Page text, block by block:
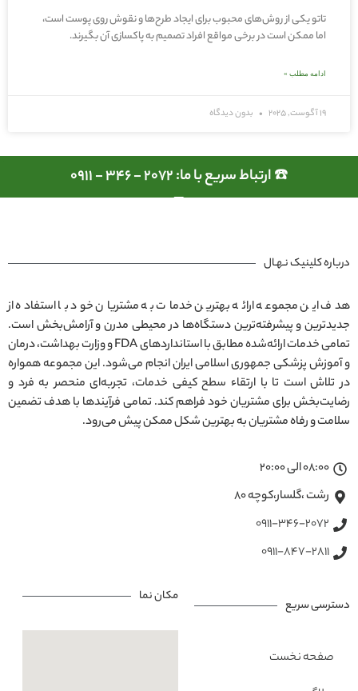
تاتو یکی از روش‌های محبوب برای ایجاد طرح‌ها و نقوش روی پوست است،
اما ممکن است در برخی مواقع افراد تصمیم به پاکسازی آن بگیرند.
ادامه مطلب »
19 آگوست, 2025 بدون دیدگاه
☎️ ارتباط سریع با ما: 2072 - 346 - 0911
درباره کلینیک نـهـال
هدف این مجموعه ارائه بهترین خدمات به مشتریان خود با استفاده از
جدیدترین و پیشرفته‌ترین دستگاه‌ها در محیطی مدرن و آرامش‌بخش است.
تمامی خدمات ارائه‌شده مطابق با استانداردهای FDA و وزارت بهداشت، درمان
و آموزش پزشکی جمهوری اسلامی ایران انجام می‌شود. این مجموعه همواره
در تلاش است تا با ارتقاء سطح کیفی خدمات، تجربه‌ای منحصر به فرد و
رضایت‌بخش برای مشتریان خود فراهم کند. تمامی فرآیندها با هدف تضمین
سلامت و رفاه مشتریان به بهترین شکل ممکن پیش می‌رود.
08:00 الی 20:00
رشت ،گلسار،کوچه ۸۰
0911-346-2072
0911-847-2811
دسترسی سریع
صفحه نخست
مکان نما